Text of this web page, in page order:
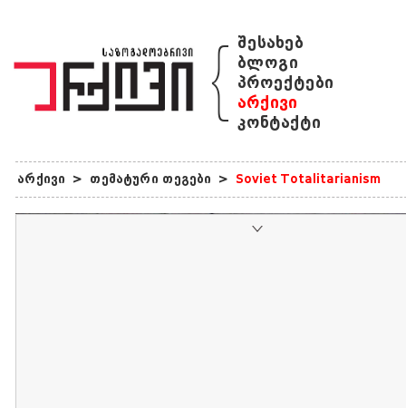
{ შესახებ
ბლოგი
პროექტები
არქივი
კონტაქტი
არქივი > თემატური თეგები > Soviet Totalitarianism